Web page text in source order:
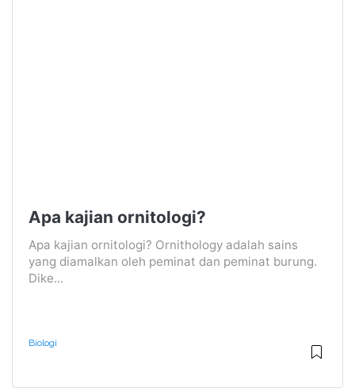
Apa kajian ornitologi?
Apa kajian ornitologi? Ornithology adalah sains
yang diamalkan oleh peminat dan peminat burung.
Dike...
Biologi